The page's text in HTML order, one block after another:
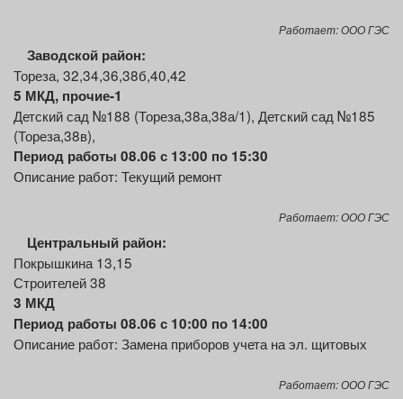
Работает: ООО ГЭС
Заводской район:
Тореза, 32,34,36,38б,40,42
5 МКД, прочие-1
Детский сад №188 (Тореза,38а,38а/1), Детский сад №185
(Тореза,38в),
Период работы 08.06 с 13:00 по 15:30
Описание работ: Текущий ремонт
Работает: ООО ГЭС
Центральный район:
Покрышкина 13,15
Строителей 38
3 МКД
Период работы 08.06 с 10:00 по 14:00
Описание работ: Замена приборов учета на эл. щитовых
Работает: ООО ГЭС